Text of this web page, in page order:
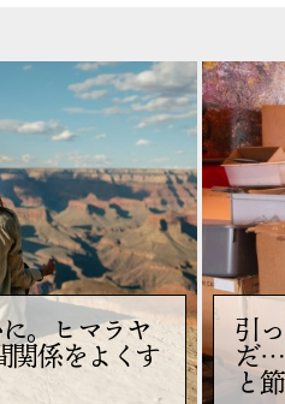
。ヒマラヤ
関係をよくす
引
だ…
と